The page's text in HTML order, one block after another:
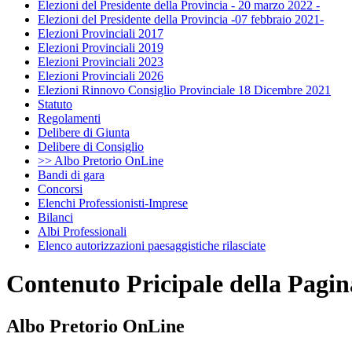
Elezioni del Presidente della Provincia - 20 marzo 2022 -
Elezioni del Presidente della Provincia -07 febbraio 2021-
Elezioni Provinciali 2017
Elezioni Provinciali 2019
Elezioni Provinciali 2023
Elezioni Provinciali 2026
Elezioni Rinnovo Consiglio Provinciale 18 Dicembre 2021
Statuto
Regolamenti
Delibere di Giunta
Delibere di Consiglio
>> Albo Pretorio OnLine
Bandi di gara
Concorsi
Elenchi Professionisti-Imprese
Bilanci
Albi Professionali
Elenco autorizzazioni paesaggistiche rilasciate
Contenuto Pricipale della
Albo Pretorio OnLine